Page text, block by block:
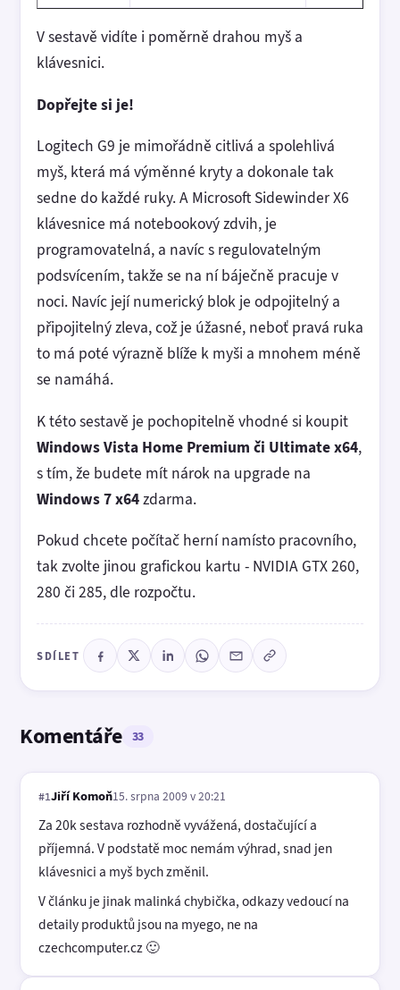
V sestavě vidíte i poměrně drahou myš a
klávesnici.
Dopřejte si je!
Logitech G9 je mimořádně citlivá a spolehlivá
myš, která má výměnné kryty a dokonale tak
sedne do každé ruky. A Microsoft Sidewinder X6
klávesnice má notebookový zdvih, je
programovatelná, a navíc s regulovatelným
podsvícením, takže se na ní báječně pracuje v
noci. Navíc její numerický blok je odpojitelný a
připojitelný zleva, což je úžasné, neboť pravá ruka
to má poté výrazně blíže k myši a mnohem méně
se namáhá.
K této sestavě je pochopitelně vhodné si koupit
Windows Vista Home Premium či Ultimate x64,
s tím, že budete mít nárok na upgrade na
Windows 7 x64zdarma.
Pokud chcete počítač herní namísto pracovního,
tak zvolte jinou grafickou kartu - NVIDIA GTX 260,
280 či 285, dle rozpočtu.
SDÍLET
Komentáře 33
#1Jiří Komoň15. srpna 2009 v 20:21
Za 20k sestava rozhodně vyvážená, dostačující a
příjemná. V podstatě moc nemám výhrad, snad jen
klávesnici a myš bych změnil.
V článku je jinak malinká chybička, odkazy vedoucí na
detaily produktů jsou na myego, ne na
czechcomputer.cz 🙂